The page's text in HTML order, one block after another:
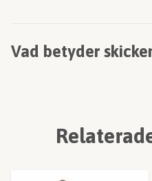
Vad betyder